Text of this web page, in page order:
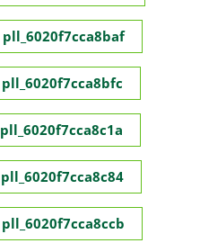
pll_6020f7cca8baf
pll_6020f7cca8bfc
pll_6020f7cca8c1a
pll_6020f7cca8c84
pll_6020f7cca8ccb